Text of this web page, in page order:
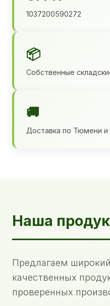
1037200590272
📦
Собственные
🚚
Доставка по Тюмени и
Наша
Предлагаем
качественных
проверенных